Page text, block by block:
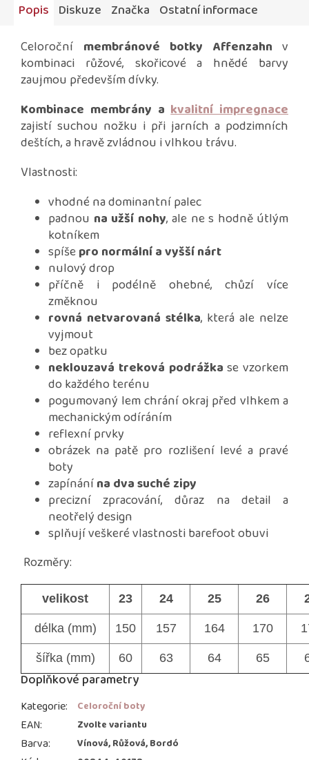
Popis Diskuze Značka Ostatní informace
Celoroční membránové botky Affenzahn v
kombinaci růžové, skořicové a hnědé barvy
zaujmou především dívky.
Kombinace membrány akvalitní impregnace
zajistí suchou nožku i při jarních a podzimních
deštích, a hravě zvládnou i vlhkou trávu.
Vlastnosti:
vhodné na dominantní palec
padnou na užší nohy, ale ne s hodně útlým
kotníkem
spíše pro normální a vyšší nárt
nulový drop
příčně i podélně ohebné, chůzí více
změknou
rovná netvarovaná stélka, která ale nelze
vyjmout
bez opatku
neklouzavá treková podrážka se vzorkem
do každého terénu
pogumovaný lem chrání okraj před vlhkem a
mechanickým odíráním
reflexní prvky
obrázek na patě pro rozlišení levé a pravé
boty
zapínánína dva suché zipy
precizní zpracování, důraz na detail a
neotřelý design
splňují veškeré vlastnosti barefoot obuvi
Rozměry:
velikost 23 24 25 26
délka (mm) 150 157 164 170
šířka (mm) 60 63 64 65
Doplňkové parametry
Kategorie: Celoroční boty
EAN: Zvolte variantu
Barva: Vínová, Růžová, Bordó